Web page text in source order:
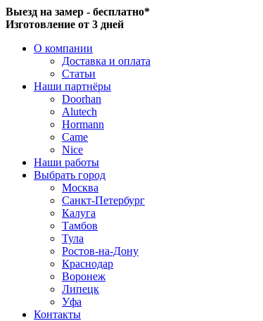
Выезд на замер - бесплатно*
Изготовление от 3 дней
О компании
Доставка и оплата
Статьи
Наши партнёры
Doorhan
Alutech
Hormann
Came
Nice
Наши работы
Выбрать город
Москва
Санкт-Петербург
Калуга
Тамбов
Тула
Ростов-на-Дону
Краснодар
Воронеж
Липецк
Уфа
Контакты